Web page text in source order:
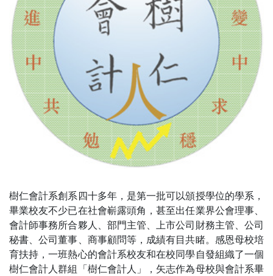
樹仁會計系創系四十多年，是第一批可以頒授學位的學系，
畢業校友不少已在社會嶄露頭角，甚至出任業界公會理事、
會計師事務所合夥人、部門主管、上市公司財務主管、公司
秘書、公司董事、商事顧問等，成績有目共睹。感恩母校培
育扶持，一班熱心的會計系校友和在校同學自發組織了一個
樹仁會計人群組「樹仁會計人」，矢志作為母校與會計系畢